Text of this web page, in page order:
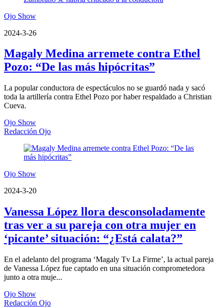
Ojo Show
2024-3-26
Magaly Medina arremete contra Ethel
Pozo: “De las más hipócritas”
La popular conductora de espectáculos no se guardó nada y sacó
toda la artillería contra Ethel Pozo por haber respaldado a Christian
Cueva.
Ojo Show
Redacción Ojo
Ojo Show
2024-3-20
Vanessa López llora desconsoladamente
tras ver a su pareja con otra mujer en
‘picante’ situación: “¿Está calata?”
En el adelanto del programa ‘Magaly Tv La Firme’, la actual pareja
de Vanessa López fue captado en una situación comprometedora
junto a otra muje...
Ojo Show
Redacción Ojo